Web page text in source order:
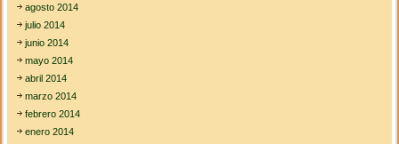
agosto 2014
julio 2014
junio 2014
mayo 2014
abril 2014
marzo 2014
febrero 2014
enero 2014